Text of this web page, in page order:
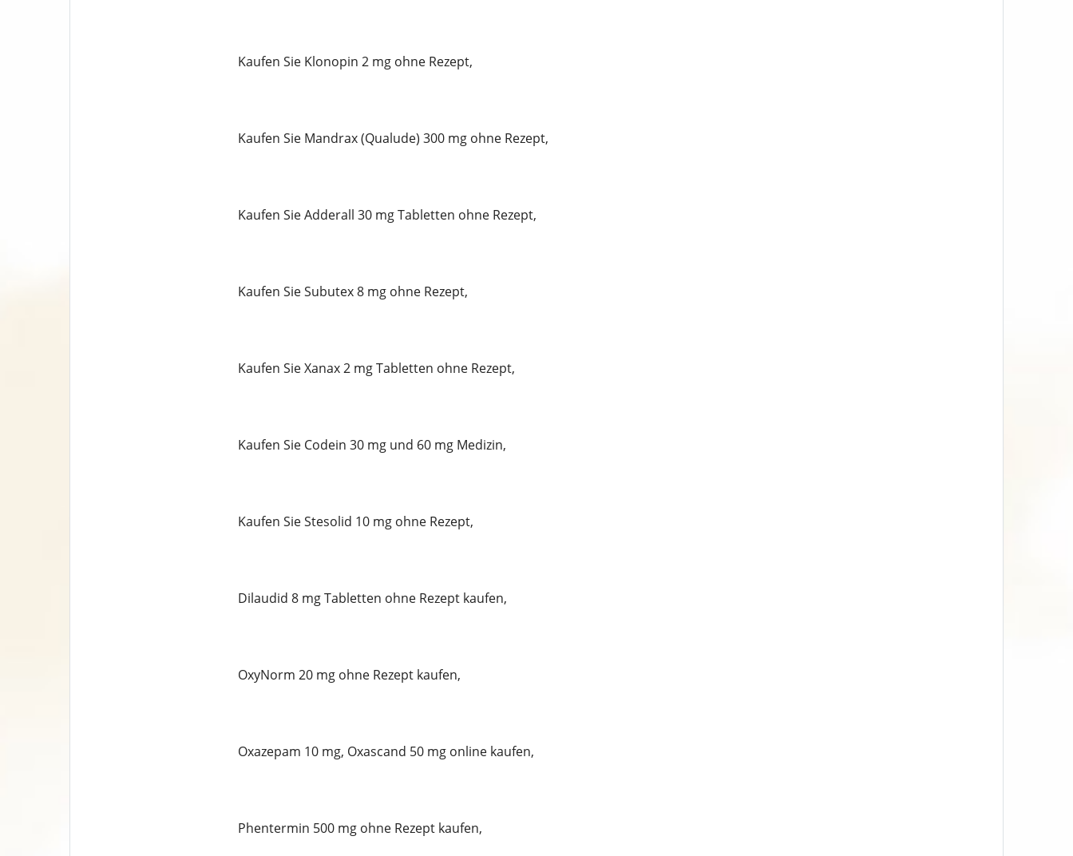
Kaufen Sie Klonopin 2 mg ohne Rezept,
Kaufen Sie Mandrax (Qualude) 300 mg ohne Rezept,
Kaufen Sie Adderall 30 mg Tabletten ohne Rezept,
Kaufen Sie Subutex 8 mg ohne Rezept,
Kaufen Sie Xanax 2 mg Tabletten ohne Rezept,
Kaufen Sie Codein 30 mg und 60 mg Medizin,
Kaufen Sie Stesolid 10 mg ohne Rezept,
Dilaudid 8 mg Tabletten ohne Rezept kaufen,
OxyNorm 20 mg ohne Rezept kaufen,
Oxazepam 10 mg, Oxascand 50 mg online kaufen,
Phentermin 500 mg ohne Rezept kaufen,